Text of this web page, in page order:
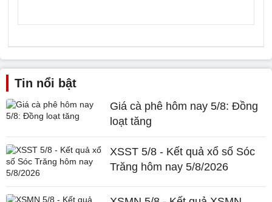
Tin nổi bật
Giá cà phê hôm nay 5/8: Đồng
loạt tăng
XSST 5/8 - Kết quả xổ số Sóc
Trăng hôm nay 5/8/2026